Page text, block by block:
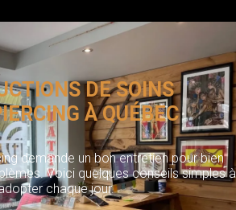
DE SOINS
À QUÉBEC
demande un bon entretien pour bien
Voici quelques conseils simples à
chaque jour.